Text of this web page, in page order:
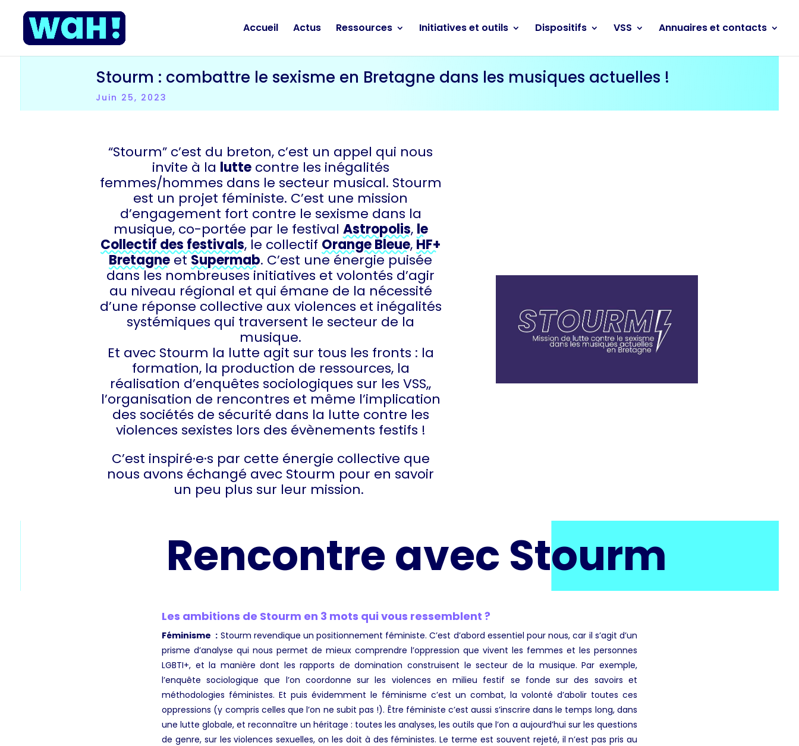
Accueil Actus Ressources Initiatives et outils Dispositifs VSS Annuaires et contacts
Stourm : combattre le sexisme en Bretagne dans les musiques actuelles !
Juin 25, 2023
“Stourm” c’est du breton, c’est un appel qui nous
invite à la luttecontre les inégalités
femmes/hommes dans le secteur musical. Stourm
est un projet féministe. C’est une mission
d’engagement fort contre le sexisme dans la
musique, co-portée par le festival Astropolis, le
Collectif des festivals, le collectif Orange Bleue, HF+
BretagneetSupermab. C’est une énergie puisée
dans les nombreuses initiatives et volontés d’agir
au niveau régional et qui émane de la nécessité
d’une réponse collective aux violences et inégalités
systémiques qui traversent le secteur de la
musique.
Et avec Stourm la lutte agit sur tous les fronts : la
formation, la production de ressources, la
réalisation d’enquêtes sociologiques sur les VSS,,
l’organisation de rencontres et même l’implication
des sociétés de sécurité dans la lutte contre les
violences sexistes lors des évènements festifs !
C’est inspiré·e·s par cette énergie collective que
nous avons échangé avec Stourm pour en savoir
un peu plus sur leur mission.
Rencontre avec Stourm
Les ambitions de Stourm en 3 mots qui vous ressemblent ?
Féminisme : Stourm revendique un positionnement féministe. C’est d’abord essentiel pour nous, car il s’agit d’un
prisme d’analyse qui nous permet de mieux comprendre l’oppression que vivent les femmes et les personnes
LGBTI+, et la manière dont les rapports de domination construisent le secteur de la musique. Par exemple,
l’enquête sociologique que l’on coordonne sur les violences en milieu festif se fonde sur des savoirs et
méthodologies féministes. Et puis évidemment le féminisme c’est un combat, la volonté d’abolir toutes ces
oppressions (y compris celles que l’on ne subit pas !). Être féministe c’est aussi s’inscrire dans le temps long, dans
une lutte globale, et reconnaître un héritage : toutes les analyses, les outils que l’on a aujourd’hui sur les questions
de genre, sur les violences sexuelles, on les doit à des féministes. Le terme est souvent rejeté, il n’est pas pris au